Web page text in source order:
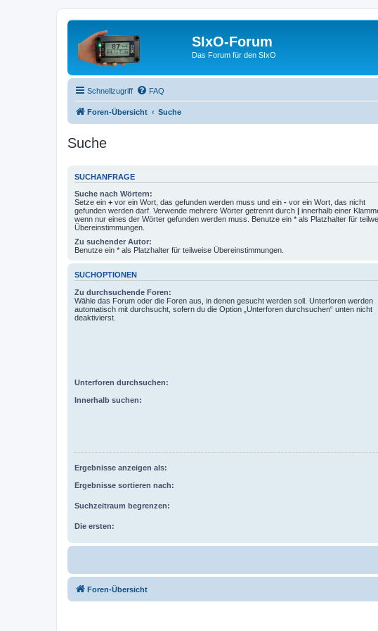
SIxO-Forum
Das Forum für den SIxO
Schnellzugriff FAQ
Foren-Übersicht Suche
Suche
SUCHANFRAGE
Suche nach Wörtern:
Setze ein + vor ein Wort, das gefunden werden muss und ein - vor ein Wort, das nicht
gefunden werden darf. Verwende mehrere Wörter getrennt durch | innerhalb einer
wenn nur eines der Wörter gefunden werden muss. Benutze ein * als Platzhalter für
Übereinstimmungen.
Zu suchender Autor:
Benutze ein * als Platzhalter für teilweise Übereinstimmungen.
SUCHOPTIONEN
Zu durchsuchende Foren:
Wähle das Forum oder die Foren aus, in denen gesucht werden soll. Unterforen werden
automatisch mit durchsucht, sofern du die Option „Unterforen durchsuchen“ unten nicht
deaktivierst.
Unterforen durchsuchen:
Innerhalb suchen:
Ergebnisse anzeigen als:
Ergebnisse sortieren nach:
Suchzeitraum begrenzen:
Die ersten:
Foren-Übersicht